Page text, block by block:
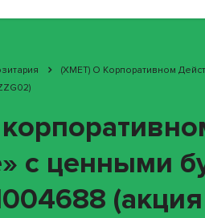
(XMET) О Корпоративном
с ценными
(акция